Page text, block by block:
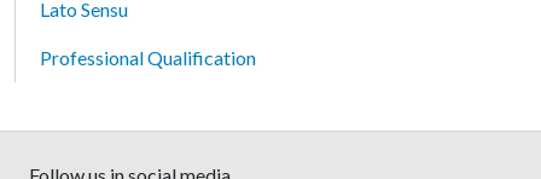
Lato Sensu
Professional Qualification